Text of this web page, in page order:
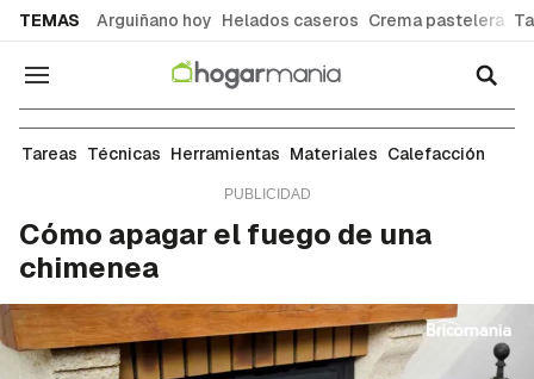
TEMAS Arguiñano hoy Helados caseros Crema pastelera
Navegación
Calefacción en el hogar: tipos, soluciones y
Tareas Técnicas Herramientas Materiales Calefacción
Cómo apagar el fuego de una
chimenea